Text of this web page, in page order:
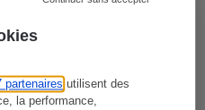
partenaires utilisent des
la performance,
géolocalisés